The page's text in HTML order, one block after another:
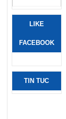
LIKE
FACEBOOK
TIN TUC